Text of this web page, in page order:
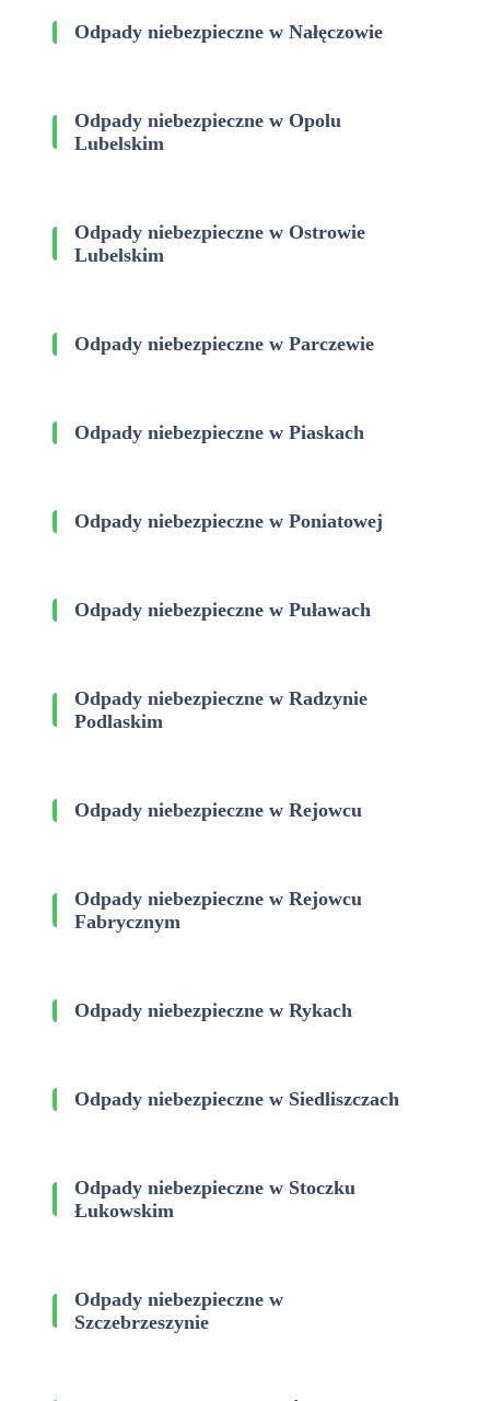
Odpady niebezpieczne w Nałęczowie
Odpady niebezpieczne w Opolu
Lubelskim
Odpady niebezpieczne w Ostrowie
Lubelskim
Odpady niebezpieczne w Parczewie
Odpady niebezpieczne w Piaskach
Odpady niebezpieczne w Poniatowej
Odpady niebezpieczne w Puławach
Odpady niebezpieczne w Radzynie
Podlaskim
Odpady niebezpieczne w Rejowcu
Odpady niebezpieczne w Rejowcu
Fabrycznym
Odpady niebezpieczne w Rykach
Odpady niebezpieczne w Siedliszczach
Odpady niebezpieczne w Stoczku
Łukowskim
Odpady niebezpieczne w
Szczebrzeszynie